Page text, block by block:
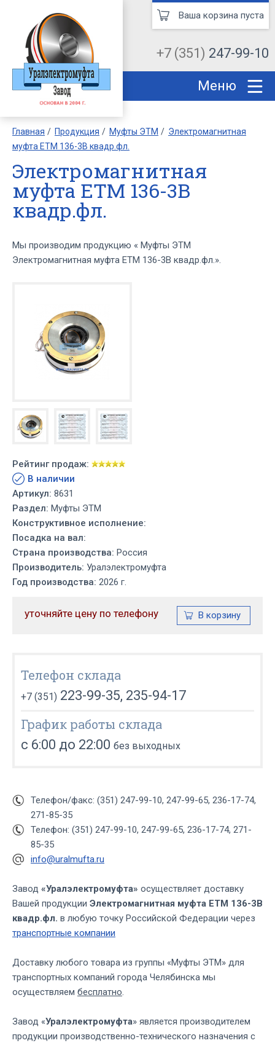
+7 (351) 247-99-10
Ваша корзина пуста
Меню
Главная Продукция Муфты ЭТМ
Электромагнитная
муфта ЕТМ 136-3В квадр.фл.
Электромагнитная
муфта ЕТМ 136-3В
квадр.фл.
Мы производим продукцию « Муфты ЭТМ
Электромагнитная муфта ЕТМ 136-3В квадр.фл.».
Рейтинг продаж:
В наличии
Артикул: 8631
Раздел: Муфты ЭТМ
Конструктивное исполнение:
Посадка на вал:
Страна производства: Россия
Производитель: Уралэлектромуфта
Год производства: 2026 г.
уточняйте цену по телефону
Телефон склада
+7 (351) 223-99-35, 235-94-17
График работы склада
с 6:00 до 22:00 без выходных
Телефон/факс: (351) 247-99-10, 247-99-65, 236-17-74,
271-85-35
Телефон: (351) 247-99-10, 247-99-65, 236-17-74, 271-
85-35
info@uralmufta.ru
Завод «Уралэлектромуфта» осуществляет доставку
Вашей продукции Электромагнитная муфта ЕТМ 136-3В
квадр.фл. в любую точку Российской Федерации через
транспортные компании
Доставку любого товара из группы «Муфты ЭТМ» для
транспортных компаний города Челябинска мы
осуществляем бесплатно.
Завод «Уралэлектромуфта» является производителем
продукции производственно-технического назначения с